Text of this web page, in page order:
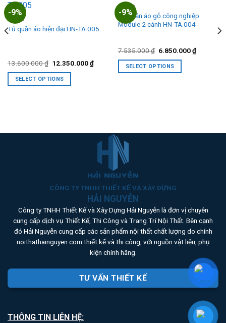
-9%
TỦ ÁO
Tủ quần áo hiện đại HN-TA.005
13.600.000₫ Original
was:
13.600.000 ₫.
12.350.000₫Current
price
SELECT OPTIONS
variants.
product
page
-9%
TỦ ÁO
Tủ quần áo gỗ công nghiệp
Module 2 cánh HN-TA.004
7.535.000₫ Original
was:
7.535.000 ₫.
6.850.000₫Current
price
SELECT OPTIONS
options
may
be
chosen
on
the
product
page
₫.
CÔNG TY TNHH THIẾT KẾ VÀ XÂY DỰNG
HẢI NGUYỄN
Công ty TNHH Thiết Kế và Xây Dựng Hải Nguyễn là đơn vị chuyên
cung cấp dịch vụ Thiết Kế, Thi Công và Trang Trí Nội Thất. Bên cạnh
đó Hải Nguyễn cung cấp các sản phẩm nội thất chất lượng do chính
noithathainguyen.com thiết kế và thi công, với nguồn vật liệu, phụ
kiện chính hãng.
TƯ VẤN THIẾT KẾ
THÔNG TIN LIÊN HỆ: